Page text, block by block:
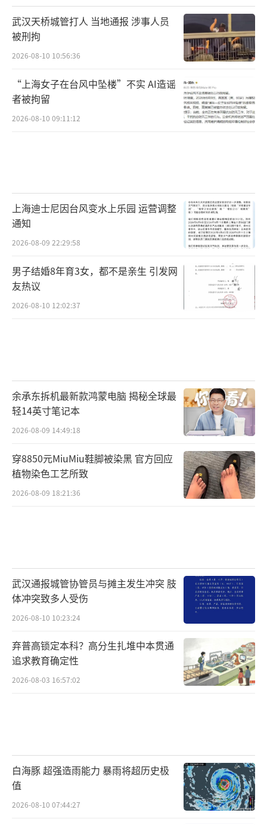
武汉天桥城管打人 当地通报 涉事人员
被刑拘
2026-08-10 10:56:36
“上海女子在台风中坠楼”不实 AI造谣
者被拘留
2026-08-10 09:11:12
上海迪士尼因台风变水上乐园 运营调整
通知
2026-08-09 22:29:58
男子结婚8年育3女，都不是亲生 引发网
友热议
2026-08-10 12:02:37
余承东拆机最新款鸿蒙电脑 揭秘全球最
轻14英寸笔记本
2026-08-09 14:49:18
穿8850元MiuMiu鞋脚被染黑 官方回应
植物染色工艺所致
2026-08-09 18:21:36
武汉通报城管协管员与摊主发生冲突 肢
体冲突致多人受伤
2026-08-10 10:23:24
弃普高锁定本科？高分生扎堆中本贯通
追求教育确定性
2026-08-03 16:57:02
白海豚 超强造雨能力 暴雨将超历史极
值
2026-08-10 07:44:27